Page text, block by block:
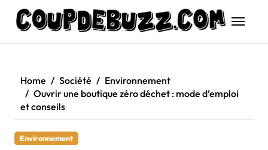
content
Home Société
Environnement
Ouvrir une boutique zéro déchet : mode d’emploi
et conseils
Environnement